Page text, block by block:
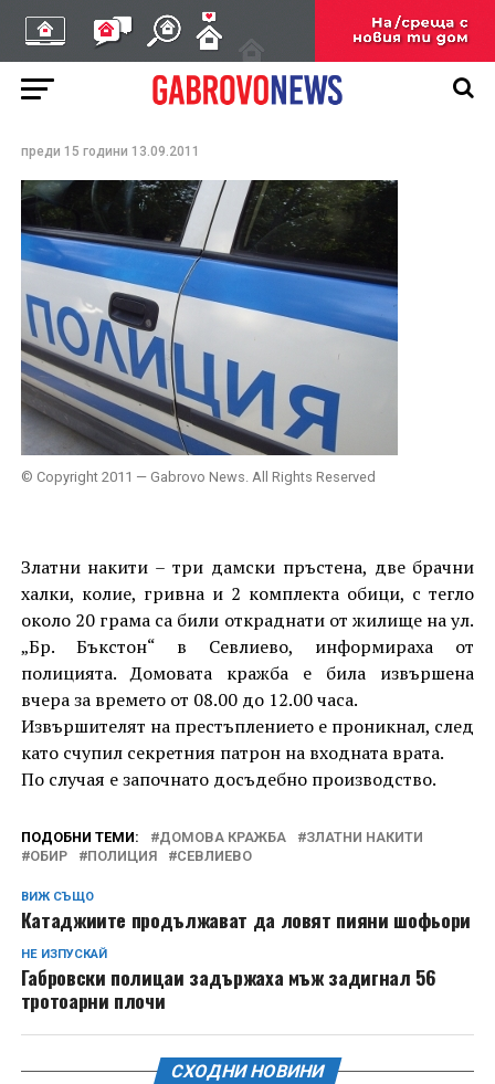
Задигнаха златни
накити от частен дом в
Севлиево
преди 15 години 13.09.2011
© Copyright 2011 — Gabrovo News. All Rights Reserved
Златни накити – три дамски пръстена, две брачни
халки, колие, гривна и 2 комплекта обици, с тегло
около 20 грама са били откраднати от жилище на ул.
„Бр. Бъкстон“ в Севлиево, информираха от
полицията. Домовата кражба е била извършена
вчера за времето от 08.00 до 12.00 часа.
Извършителят на престъплението е проникнал, след
като счупил секретния патрон на входната врата.
По случая е започнато досъдебно производство.
ПОДОБНИ ТЕМИ: ДОМОВА КРАЖБА
ЗЛАТНИ НАКИТИ
ОБИР
ПОЛИЦИЯ СЕВЛИЕВО
ВИЖ СЪЩО
Катаджиите продължават да ловят пияни шофьори
НЕ ИЗПУСКАЙ
Габровски полицаи задържаха мъж задигнал 56
тротоарни плочи
СХОДНИ НОВИНИ